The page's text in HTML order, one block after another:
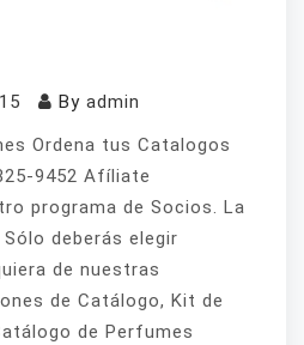
By admin
Ordena tus Catalogos
9452 Afíliate
programa de Socios. La
deberás elegir
de nuestras
de Catálogo, Kit de
de Perfumes